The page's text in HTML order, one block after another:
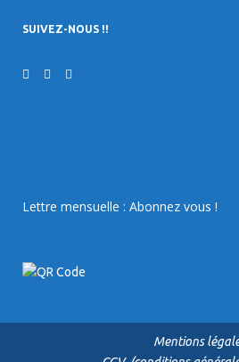
SUIVEZ-NOUS !!
Lettre mensuelle : Abonnez vous !
Mentions